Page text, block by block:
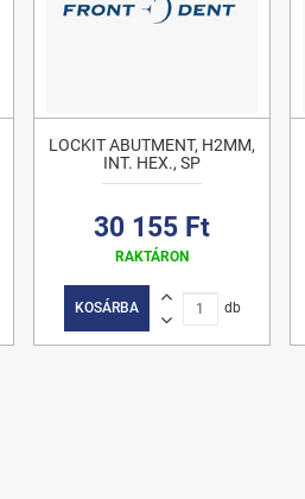
LOCKIT ABUTMENT, H2MM,
INT. HEX., SP
30 155 Ft
RAKTÁRON
KOSÁRBA db